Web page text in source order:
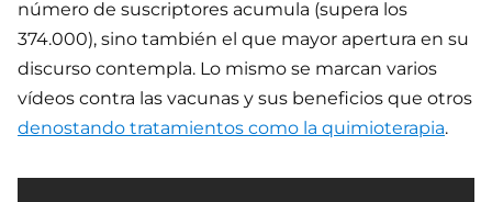
número de suscriptores acumula (supera los
374.000), sino también el que mayor apertura en su
discurso contempla. Lo mismo se marcan varios
vídeos contra las vacunas y sus beneficios que otros
denostando tratamientos como la quimioterapia.